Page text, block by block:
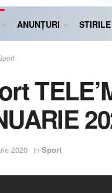
ANUNȚURI
2020 in Sport